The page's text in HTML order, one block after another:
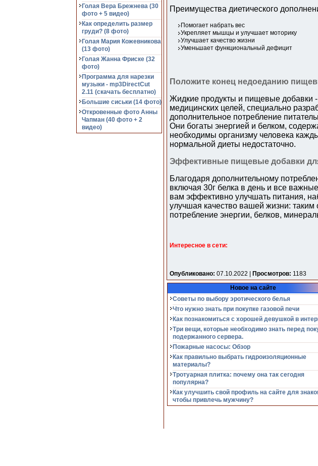
Голая Вера Брежнева (30
фото + 5 видео)
Как определить размер
груди? (8 фото)
Голая Мария Кожевникова
(13 фото)
Голая Жанна Фриске (32
фото)
Программа для нарезки
музыки - mp3DirectCut
2.11 (cкачать бесплатно)
Большие сиськи (14 фото)
Откровенные фото Анны
Чапман (40 фото + 2
видео)
Преимущества диетического
Помогает набрать вес
Укрепляет мышцы и улучшает моторику
Улучшает качество жизни
Уменьшает функциональный дефицит
Положите конец недоеданию
Жидкие продукты и пищевые добавки
медицинских целей, специально
дополнительное потребление
Они богаты энергией и белком,
необходимы организму человека
нормальной диеты недостаточно.
Эффективные пищевые добавки
Благодаря дополнительному
включая 30г белка в день и все
вам эффективно улучшать питания,
улучшая качество вашей жизни: таким
потребление энергии, белков,
Интересное в сети:
Опубликовано: 07.10.2022 | Просмотров: 1183
Новое на сайте
Советы по выбору эротического белья
Что нужно знать при покупке газовой печи
Как познакомиться с хорошей девушкой в
Три вещи, которые необходимо знать перед
подержанного сервера.
Пожарные насосы: Обзор
Как правильно выбрать гидроизоляционные
материалы?
Тротуарная плитка: почему она так сегодня
популярна?
Как улучшить свой профиль на сайте для
чтобы привлечь мужчину?